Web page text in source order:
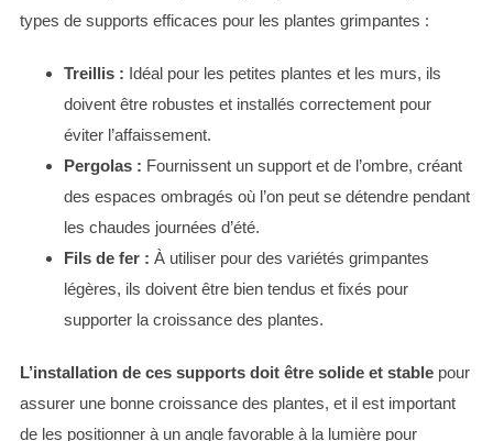
types de supports efficaces pour les plantes grimpantes :
Treillis : Idéal pour les petites plantes et les murs, ils
doivent être robustes et installés correctement pour
éviter l’affaissement.
Pergolas : Fournissent un support et de l’ombre, créant
des espaces ombragés où l’on peut se détendre pendant
les chaudes journées d’été.
Fils de fer : À utiliser pour des variétés grimpantes
légères, ils doivent être bien tendus et fixés pour
supporter la croissance des plantes.
L’installation de ces supports doit être solide et stablepour
assurer une bonne croissance des plantes, et il est important
de les positionner à un angle favorable à la lumière pour